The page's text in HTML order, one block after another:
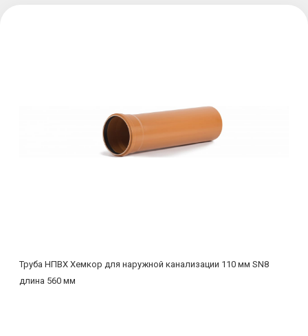
Труба НПВХ Хемкор для наружной канализации 110 мм SN8
длина 560 мм